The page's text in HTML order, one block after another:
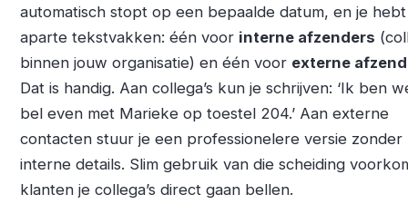
automatisch stopt op een bepaalde datum, en je
aparte tekstvakken: één voor interne afzenders
binnen jouw organisatie) en één voor externe
Dat is handig. Aan collega’s kun je schrijven: ‘Ik ben
bel even met Marieke op toestel 204.’ Aan externe
contacten stuur je een professionelere versie zonder
interne details. Slim gebruik van die scheiding
klanten je collega’s direct gaan bellen.